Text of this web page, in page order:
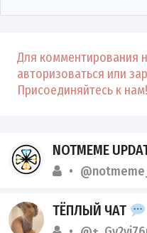
Для комментирования
авторизоваться или
Присоединяйтесь к нам!
NOTMEME
ТЁПЛЫЙ ЧАТ